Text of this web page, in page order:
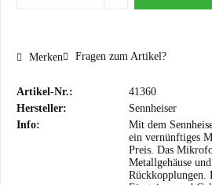
Merken Fragen zum Artikel?
Artikel-Nr.:
41360
Hersteller:
Sennheiser
Info:
Mit dem
ein vernünftiges
Preis. Das
Metallgehäuse
Rückkopplungen.